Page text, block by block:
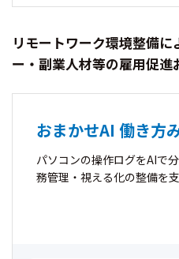
リモートワーク環境整備
ー・副業人材等の雇用促
おまかせAI 働き方
パソコンの操作ログをAIで
務管理・視える化の整備を支